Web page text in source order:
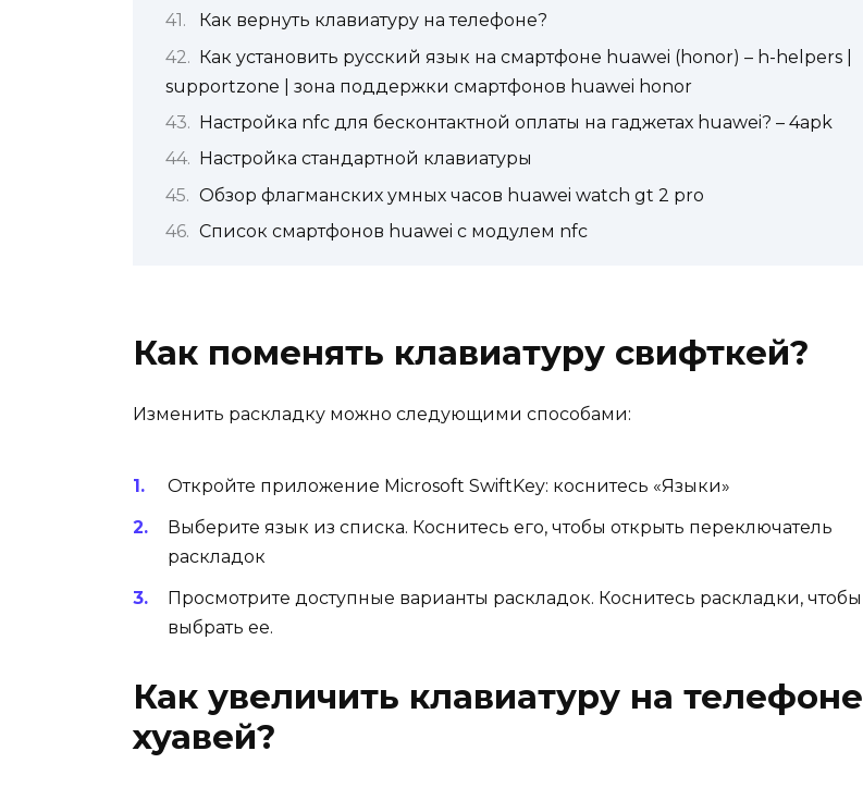
Как вернуть клавиатуру на телефоне?
Как установить русский язык на смартфоне huawei (honor) – h-helpers |
supportzone | зона поддержки смартфонов huawei honor
Настройка nfc для бесконтактной оплаты на гаджетах huawei? – 4apk
Настройка стандартной клавиатуры
Обзор флагманских умных часов huawei watch gt 2 pro
Список смартфонов huawei с модулем nfc
Как поменять клавиатуру свифткей?
Изменить раскладку можно следующими способами:
Откройте приложение Microsoft SwiftKey: коснитесь «Языки»
Выберите язык из списка. Коснитесь его, чтобы открыть переключатель
раскладок
Просмотрите доступные варианты раскладок. Коснитесь раскладки, чтобы
выбрать ее.
Как увеличить клавиатуру на телефоне
хуавей?